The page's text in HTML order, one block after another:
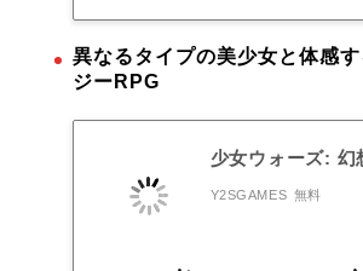
異なるタイプの美少女と体感
ジーRPG
少女ウォーズ: 幻
Y2SGAMES 無料